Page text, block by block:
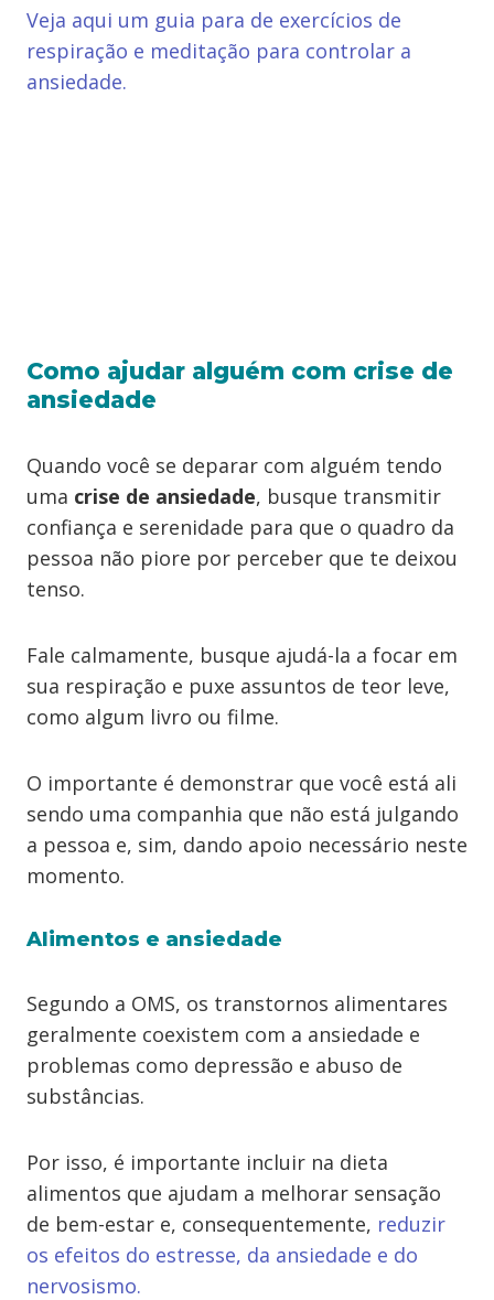
Veja aqui um guia para de exercícios de
respiração e meditação para controlar a
ansiedade.
Como ajudar alguém com crise de
ansiedade
Quando você se deparar com alguém tendo
uma crise de ansiedade, busque transmitir
confiança e serenidade para que o quadro da
pessoa não piore por perceber que te deixou
tenso.
Fale calmamente, busque ajudá-la a focar em
sua respiração e puxe assuntos de teor leve,
como algum livro ou filme.
O importante é demonstrar que você está ali
sendo uma companhia que não está julgando
a pessoa e, sim, dando apoio necessário neste
momento.
Alimentos e ansiedade
Segundo a OMS, os transtornos alimentares
geralmente coexistem com a ansiedade e
problemas como depressão e abuso de
substâncias.
Por isso, é importante incluir na dieta
alimentos que ajudam a melhorar sensação
de bem-estar e, consequentemente, reduzir
os efeitos do estresse, da ansiedade e do
nervosismo.